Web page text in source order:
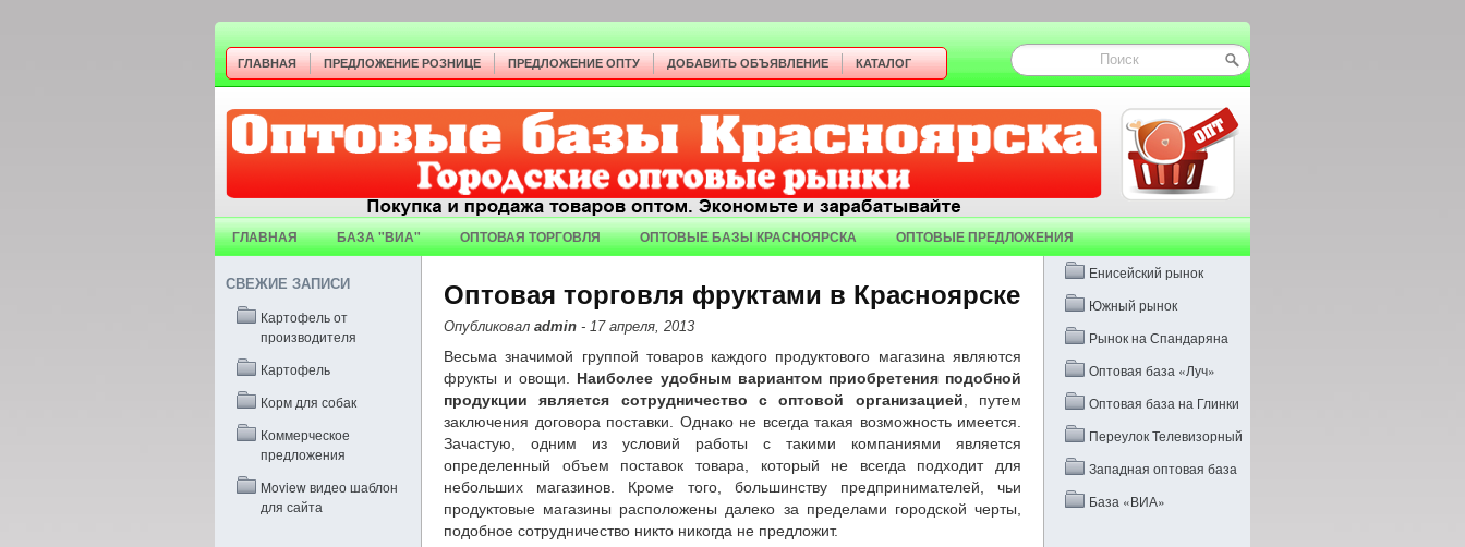
ГЛАВНАЯ ПРЕДЛОЖЕНИЕ РОЗНИЦЕ ПРЕДЛОЖЕНИЕ ОПТУ ДОБАВИТЬ ОБЪЯВЛЕНИЕ КАТАЛОГ
ГЛАВНАЯ БАЗА "ВИА" ОПТОВАЯ ТОРГОВЛЯ ОПТОВЫЕ БАЗЫ КРАСНОЯРСКА ОПТОВЫЕ ПРЕДЛОЖЕНИЯ
СВЕЖИЕ ЗАПИСИ
Картофель от
производителя
Картофель
Корм для собак
Коммерческое
предложения
Moview видео шаблон
для сайта
Оптовая торговля фруктами в Красноярске
Опубликовал admin - 17 апреля, 2013
Весьма значимой группой товаров каждого продуктового магазина являются
фрукты и овощи. Наиболее удобным вариантом приобретения подобной
продукции является сотрудничество с оптовой организацией , путем
заключения договора поставки. Однако не всегда такая возможность имеется.
Зачастую, одним из условий работы с такими компаниями является
определенный объем поставок товара, который не всегда подходит для
небольших магазинов. Кроме того, большинству предпринимателей, чьи
продуктовые магазины расположены далеко за пределами городской черты,
подобное сотрудничество никто никогда не предложит.
Енисейский рынок
Южный рынок
Рынок на Спандаряна
Оптовая база «Луч»
Оптовая база на Глинки
Переулок Телевизорный
Западная оптовая база
База «ВИА»